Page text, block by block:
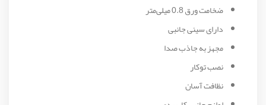
ضخامت ورق 0.8 میلی‌متر
دارای سینی جانبی
مجهز به جاذب صدا
نصب توکار
نظافت آسان